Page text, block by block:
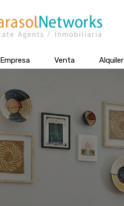
Empresa Venta Alquiler